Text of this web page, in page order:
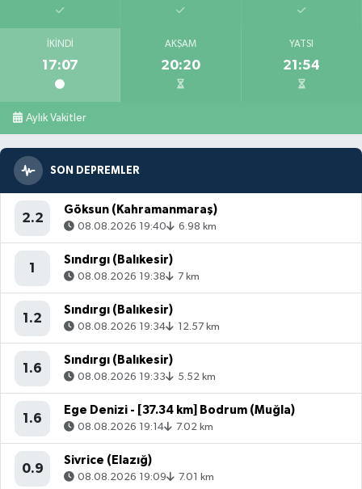
İKINDI
17:07
AKŞAM
20:20
YATSI
21:54
Aylık Vakitler
SON DEPREMLER
2.2
Göksun (Kahramanmaraş)
08.08.2026 19:40 6.98 km
1
Sındırgı (Balıkesir)
08.08.2026 19:38 7 km
1.2
Sındırgı (Balıkesir)
08.08.2026 19:34 12.57 km
1.6
Sındırgı (Balıkesir)
08.08.2026 19:33 5.52 km
1.6
Ege Denizi - [37.34 km] Bodrum (Muğla)
08.08.2026 19:14 7.02 km
0.9
Sivrice (Elazığ)
08.08.2026 19:09 7.01 km